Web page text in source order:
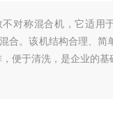
对称混合机，它适用
合。该机结构合理、简
便于清洗，是企业的基